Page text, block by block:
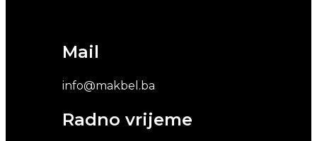
Mail
info@makbel.ba
Radno vrijeme